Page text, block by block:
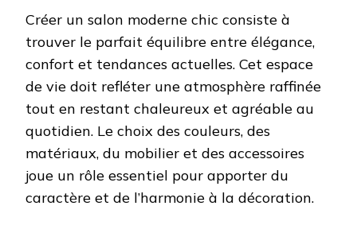
Créer un salon moderne chic consiste à
trouver le parfait équilibre entre élégance,
confort et tendances actuelles. Cet espace
de vie doit refléter une atmosphère raffinée
tout en restant chaleureux et agréable au
quotidien. Le choix des couleurs, des
matériaux, du mobilier et des accessoires
joue un rôle essentiel pour apporter du
caractère et de l’harmonie à la décoration.